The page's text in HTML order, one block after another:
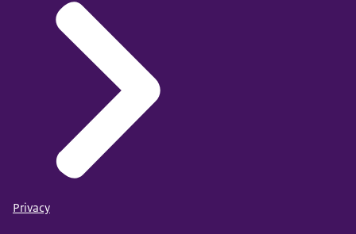
Privacy